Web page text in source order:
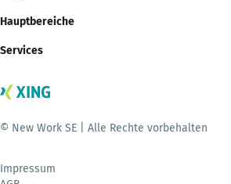
Hauptbereiche
Services
© New Work SE | Alle Rechte vorbehalten
Impressum